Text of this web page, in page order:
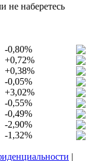
не наберетесь
-0,80%
+0,72%
+0,38%
-0,05%
+3,02%
-0,55%
-0,49%
-2,90%
-1,32%
|